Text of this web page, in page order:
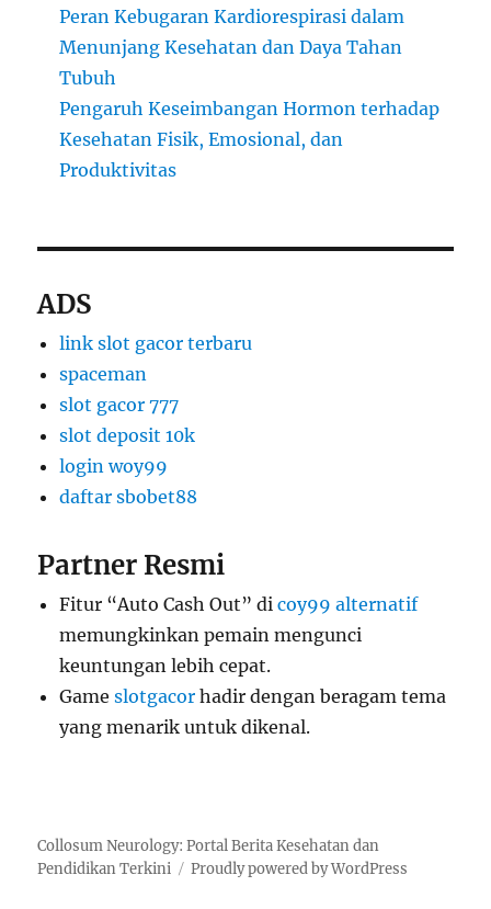
Peran Kebugaran Kardiorespirasi dalam
Menunjang Kesehatan dan Daya Tahan
Tubuh
Pengaruh Keseimbangan Hormon terhadap
Kesehatan Fisik, Emosional, dan
Produktivitas
ADS
link slot gacor terbaru
spaceman
slot gacor 777
slot deposit 10k
login woy99
daftar sbobet88
Partner Resmi
Fitur “Auto Cash Out” dicoy99 alternatif
memungkinkan pemain mengunci
keuntungan lebih cepat.
Gameslotgacor hadir dengan beragam tema
yang menarik untuk dikenal.
Collosum Neurology: Portal Berita Kesehatan dan
Pendidikan Terkini
Proudly powered by WordPress